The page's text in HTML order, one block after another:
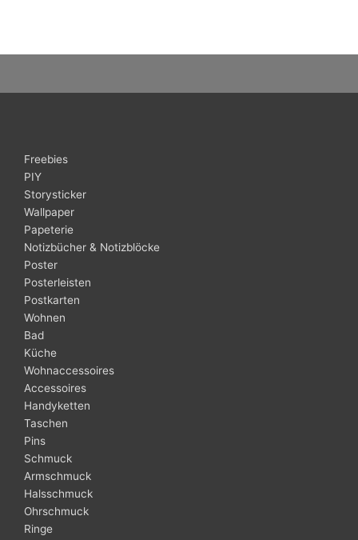
Freebies
PIY
Storysticker
Wallpaper
Papeterie
Notizbücher & Notizblöcke
Poster
Posterleisten
Postkarten
Wohnen
Bad
Küche
Wohnaccessoires
Accessoires
Handyketten
Taschen
Pins
Schmuck
Armschmuck
Halsschmuck
Ohrschmuck
Ringe